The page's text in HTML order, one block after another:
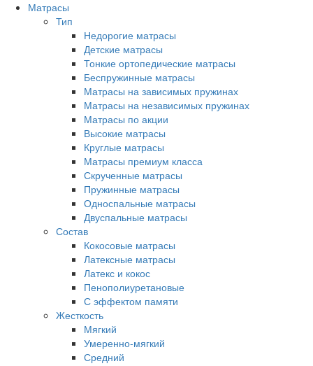
Матрасы
Тип
Недорогие матрасы
Детские матрасы
Тонкие ортопедические матрасы
Беспружинные матрасы
Матрасы на зависимых пружинах
Матрасы на независимых пружинах
Матрасы по акции
Высокие матрасы
Круглые матрасы
Матрасы премиум класса
Скрученные матрасы
Пружинные матрасы
Односпальные матрасы
Двуспальные матрасы
Состав
Кокосовые матрасы
Латексные матрасы
Латекс и кокос
Пенополиуретановые
С эффектом памяти
Жесткость
Мягкий
Умеренно-мягкий
Средний